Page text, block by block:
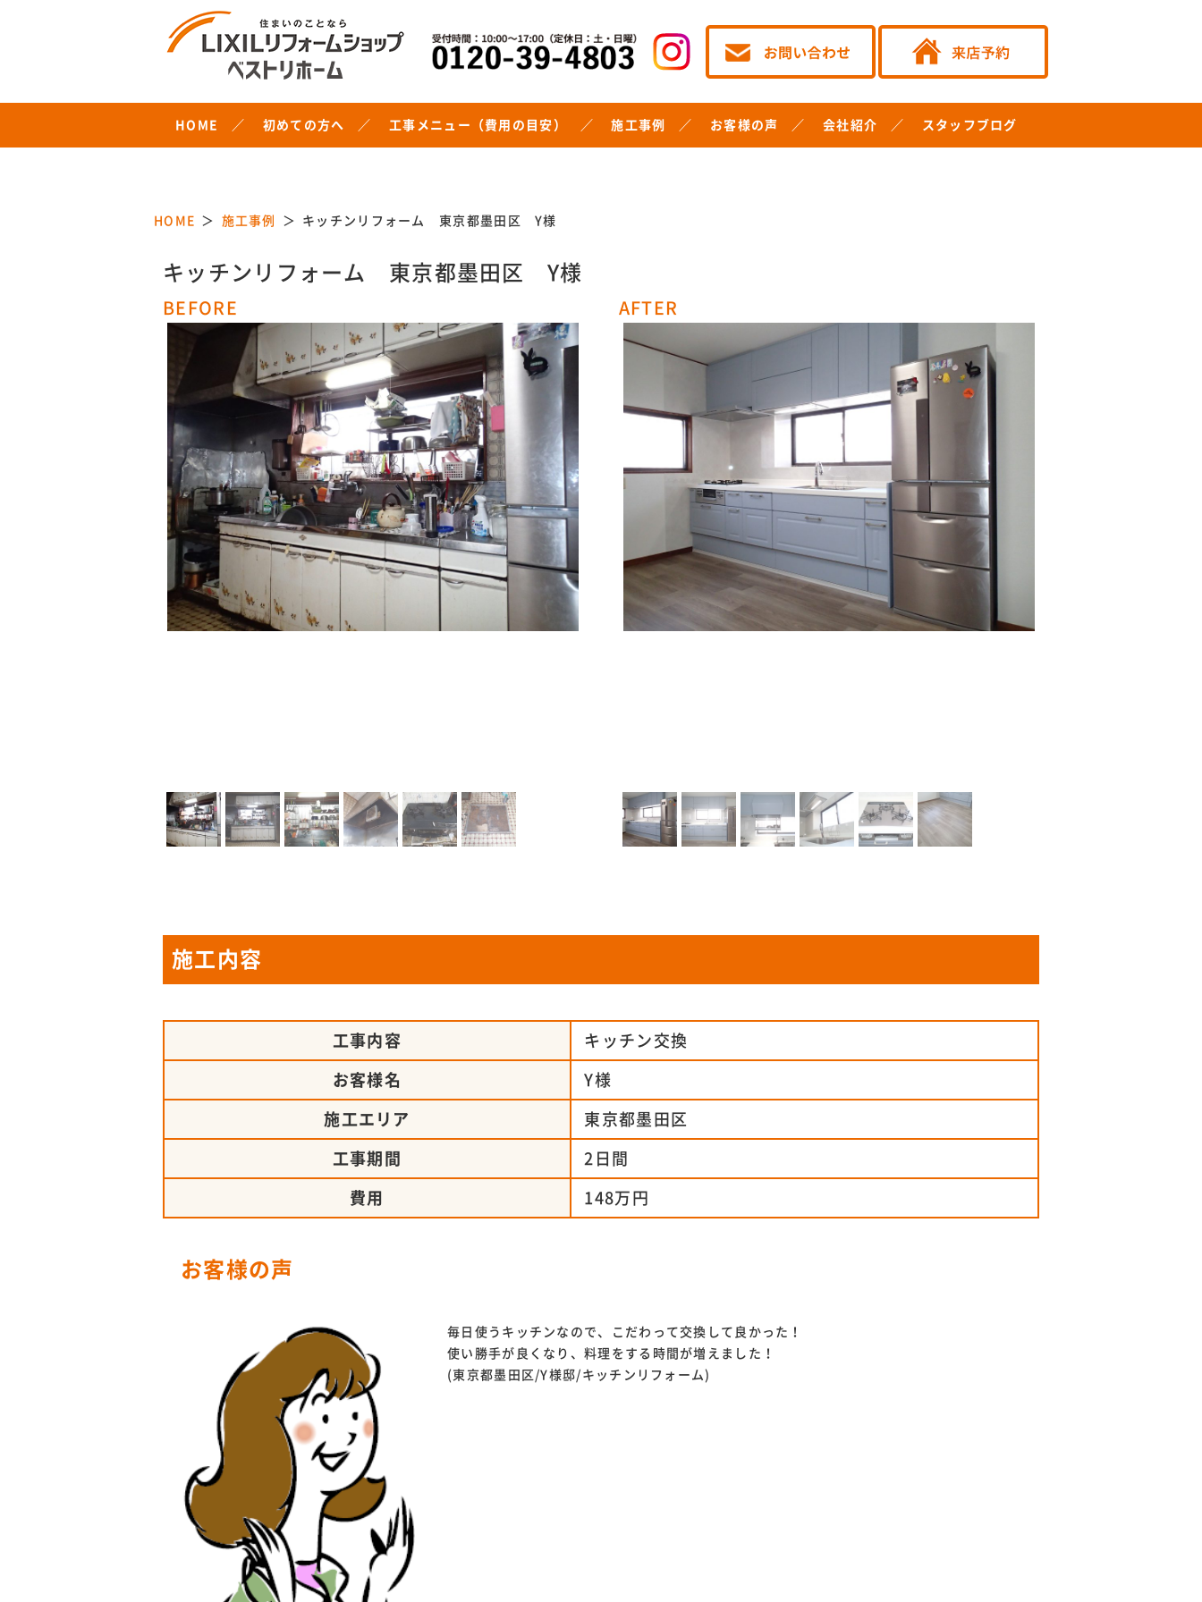
HOME 初めての方へ 工事メニュー（費用の目安） 施工事例 お客様の声 会社紹介 スタッフブログ
HOME 施工事例 キッチンリフォーム 東京都墨田区 Y様
キッチンリフォーム 東京都墨田区 Y様
BEFORE AFTER
施工内容
工事内容 キッチン交換
お客様名 Y様
施工エリア 東京都墨田区
工事期間 2日間
費用 148万円
お客様の声
毎日使うキッチンなので、こだわって交換して良かった！
使い勝手が良くなり、料理をする時間が増えました！
(東京都墨田区/Y様邸/キッチンリフォーム)